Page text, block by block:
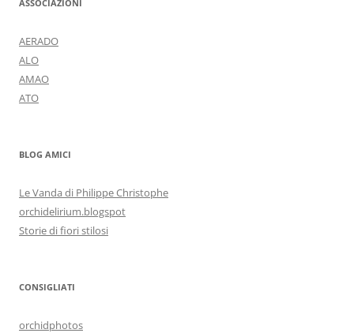
ASSOCIAZIONI
AERADO
ALO
AMAO
ATO
BLOG AMICI
Le Vanda di Philippe Christophe
orchidelirium.blogspot
Storie di fiori stilosi
CONSIGLIATI
orchidphotos